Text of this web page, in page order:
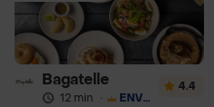
Bagatelle
12 min · ENVÍO GRATIS
4.4